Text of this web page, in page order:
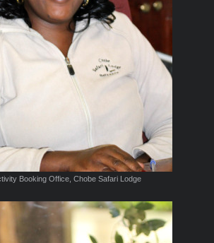
Booking Office, Chobe Safari Lodge